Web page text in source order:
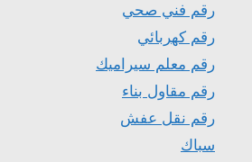
رقم فني صحي
رقم كهربائي
رقم معلم سيراميك
رقم مقاول بناء
رقم نقل عفش
سباك